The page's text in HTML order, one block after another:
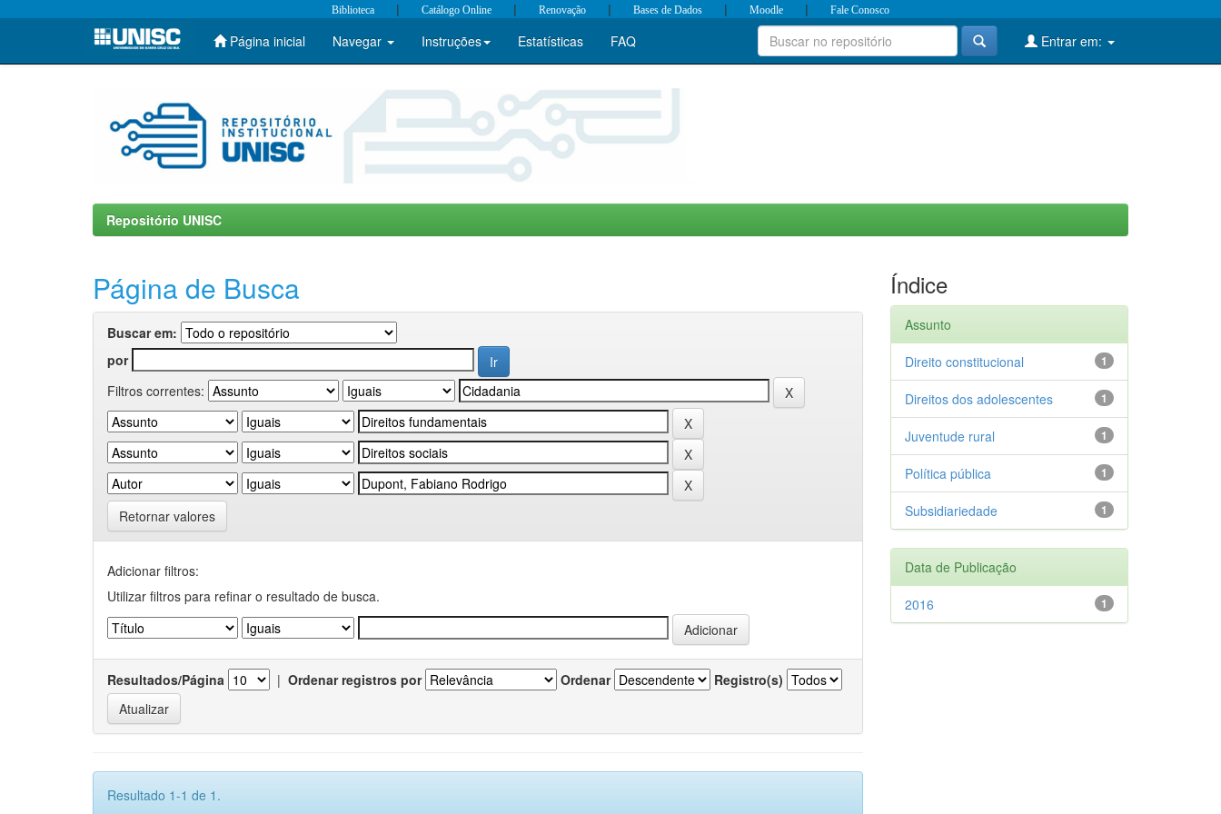
Skip
Biblioteca | Catálogo Online | Renovação | Bases de Dados | Moodle | Fale Conosco
Página inicial Navegar Instruções Estatísticas FAQ Entrar em:
Repositório UNISC
Página de Busca
Buscar em:
por
Filtros correntes:
Retornar valores
Adicionar filtros:
Utilizar filtros para refinar o resultado de busca.
Resultados/Página | Ordenar registros por Ordenar Registro(s)
Resultado 1-1 de 1.
Índice
Assunto
1
Direito constitucional
1
Direitos dos adolescentes
1
Juventude rural
1
Política pública
1
Subsidiariedade
Data de Publicação
1
2016